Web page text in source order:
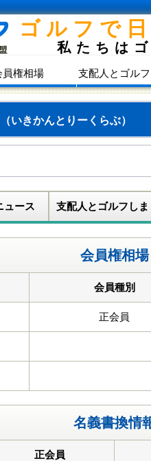
ゴルフで
私たちは
員権相場 支配人とゴル
（いきかんとりーくらぶ）
ュース 支配人とゴルフしま
会員権相場
会員種別
正会員
名義書換情
正会員